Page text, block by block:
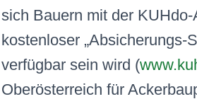
sich Bauern mit der
kostenloser „Absicherungs-
verfügbar sein wird (
Oberösterreich für